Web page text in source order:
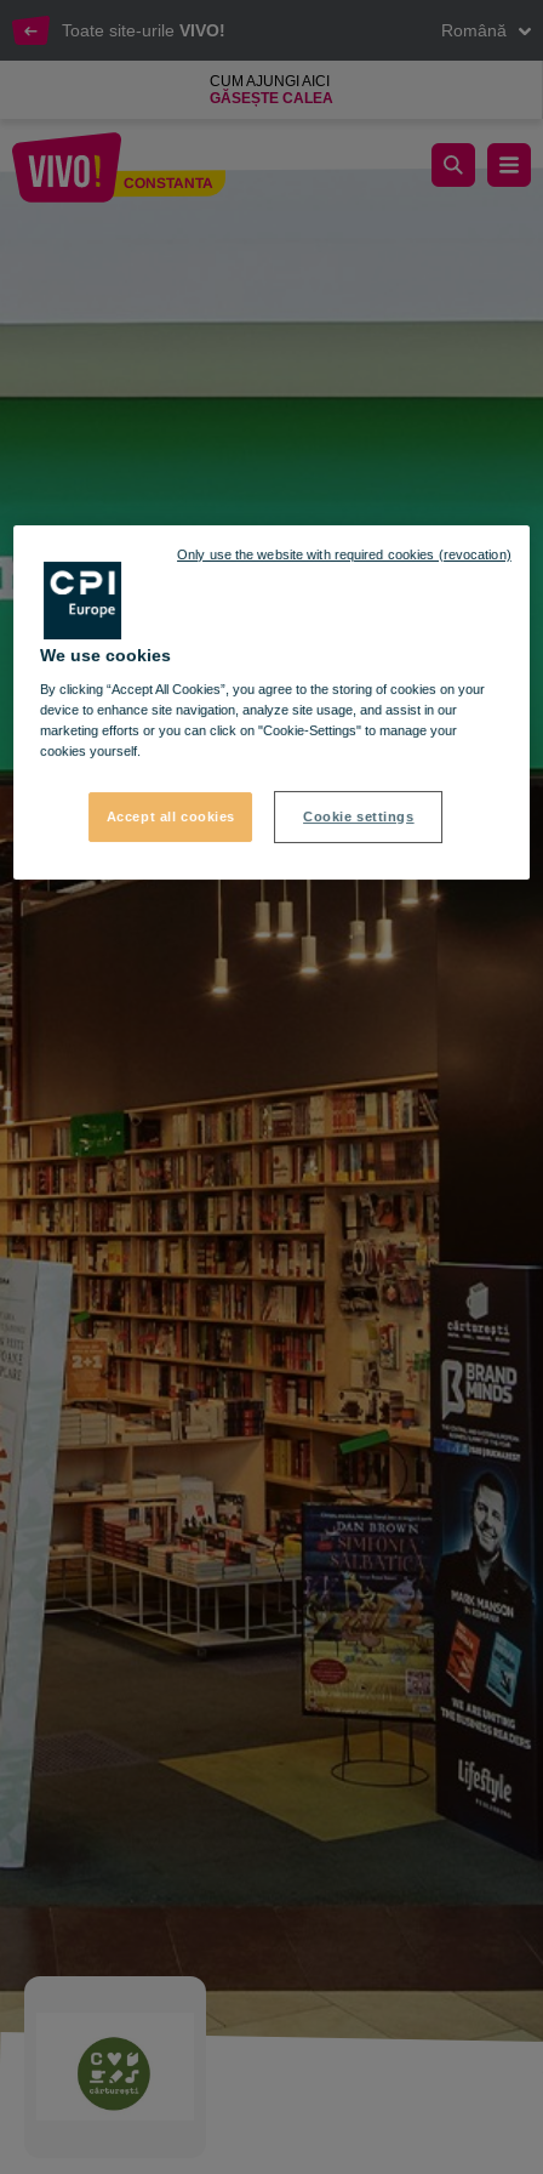
Toate site-urile VIVO! Română
CUM AJUNGI AICI
GĂSEȘTE CALEA
CONSTANTA
Carturesti redefineste de 15 ani notiunea de librarie.
We use cookies
By clicking “Accept All Cookies”, you agree to the storing of cookies on your
device to enhance site navigation, analyze site usage, and assist in our
marketing efforts or you can click on "Cookie-Settings" to manage your
cookies yourself.
Accept all cookies Cookie settings
Only use the website with required cookies (revocation)